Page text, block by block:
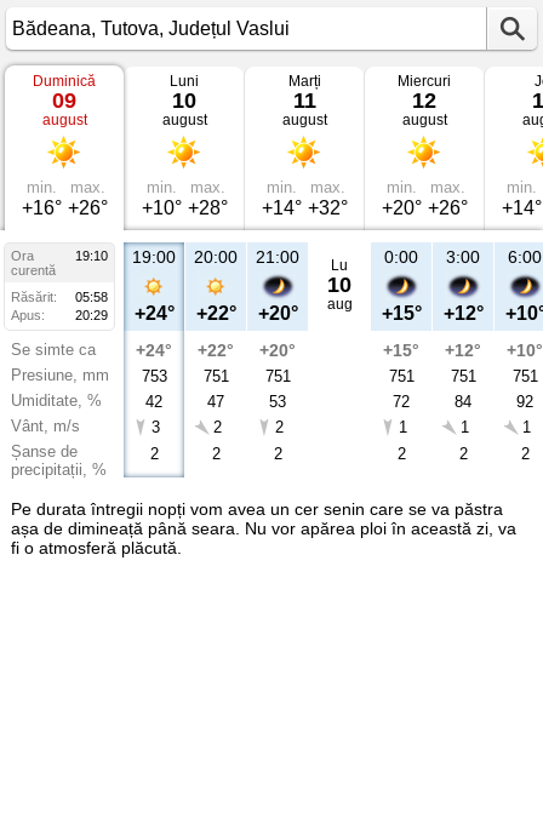
Vremea
Bădeana
Tutova,
Județul
Vaslui
Duminică
09
august
min.
+16°
max.
+26°
Luni
10
august
min.
+10°
max.
+28°
Marți
11
august
min.
+14°
max.
+32°
Miercuri
12
august
min.
+20°
max.
+26°
min.
+14°
Ora
19:10
curentă
Răsărit:
05:58
Apus:
20:29
Se simte ca
Presiune, mm
Umiditate, %
Vânt, m/s
Șanse de
precipitații, %
19:00
+24°
+24°
753
42
3
2
20:00
+22°
+22°
751
47
2
2
21:00
+20°
+20°
751
53
2
2
Lu
10
aug
0:00
+15°
+15°
751
72
1
2
3:00
+12°
+12°
751
84
1
2
6:00
+10°
751
92
1
2
Pe durata întregii nopți vom avea un cer senin care se va păstra
așa de dimineață până seara. Nu vor apărea ploi în această zi, va
fi o atmosferă plăcută.